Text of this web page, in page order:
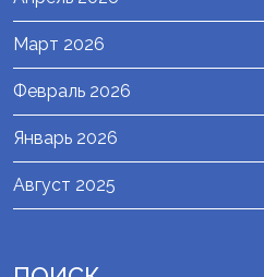
Март 2026
Февраль 2026
Январь 2026
Август 2025